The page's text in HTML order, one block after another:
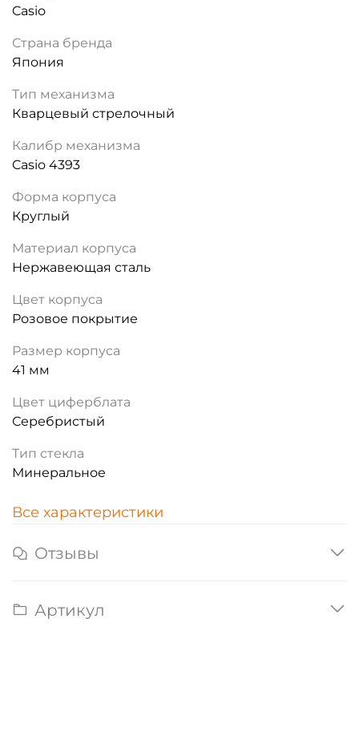
Casio
Страна бренда
Япония
Тип механизма
Кварцевый стрелочный
Калибр механизма
Casio 4393
Форма корпуса
Круглый
Материал корпуса
Нержавеющая сталь
Цвет корпуса
Розовое покрытие
Размер корпуса
41 мм
Цвет циферблата
Серебристый
Тип стекла
Минеральное
Все характеристики
Отзывы
Артикул